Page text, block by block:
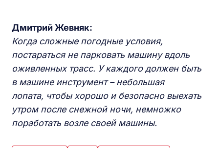
Дмитрий Жевняк:
Когда сложные погодные условия,
постараться не парковать машину вдоль
оживленных трасс. У каждого должен быть
в машине инструмент–небольшая
лопата, чтобы хорошо и безопасно выехать
утром после снежной ночи, немножко
поработать возле своей машины.